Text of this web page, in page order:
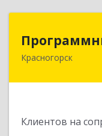
Красногорск
Клиентов на
143408,